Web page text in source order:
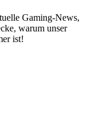
Gaming-News,
warum unser
ist!